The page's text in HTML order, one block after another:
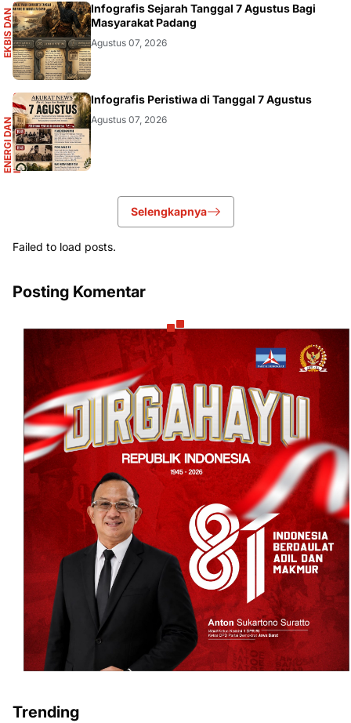
E
K
B
I
S
D
A
N
I
N
F
O
G
R
A
F
IS
Infografis Sejarah Tanggal 7 Agustus Bagi
Masyarakat Padang
Agustus 07, 2026
E
N
E
R
G
I
D
A
N
I
N
F
R
A
S
T
R
U
K
T
UR Infografis Peristiwa di Tanggal 7 Agustus
Agustus 07, 2026
Selengkapnya
Failed to load posts.
Posting Komentar
Trending